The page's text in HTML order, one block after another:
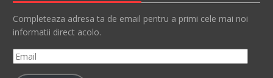
Completeaza adresa ta de email pentru a primi cele mai noi
informatii direct acolo.
Email